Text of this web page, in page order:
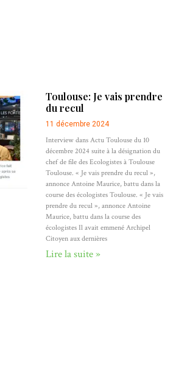
Toulouse: Je vais prendre
du recul
11 décembre 2024
Interview dans Actu Toulouse du 10
décembre 2024 suite à la désignation du
chef de file des Ecologistes à Toulouse
Toulouse. « Je vais prendre du recul »,
annonce Antoine Maurice, battu dans la
course des écologistes Toulouse. « Je vais
prendre du recul », annonce Antoine
Maurice, battu dans la course des
écologistes Il avait emmené Archipel
Citoyen aux dernières
Lire la suite »